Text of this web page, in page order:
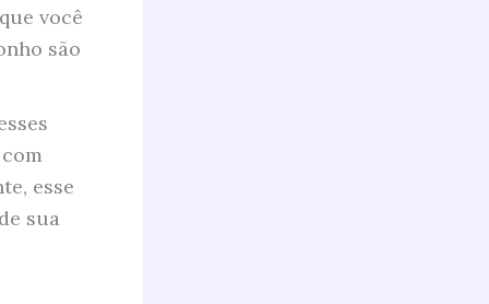
você
são
esse
sua